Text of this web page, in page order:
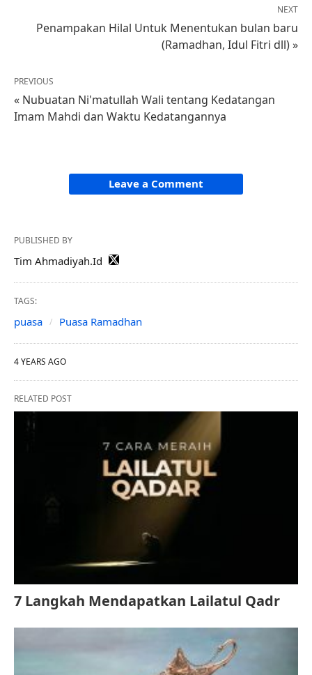
NEXT
Penampakan Hilal Untuk Menentukan bulan baru
(Ramadhan, Idul Fitri dll) »
PREVIOUS
« Nubuatan Ni'matullah Wali tentang Kedatangan
Imam Mahdi dan Waktu Kedatangannya
Leave a Comment
PUBLISHED BY
Tim Ahmadiyah.Id
TAGS:
puasa Puasa Ramadhan
4 YEARS AGO
RELATED POST
7 Langkah Mendapatkan Lailatul Qadr